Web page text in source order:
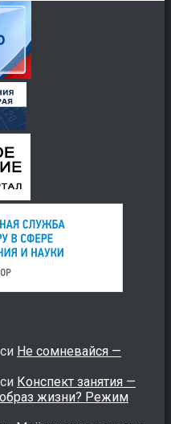
Не сомневайся —
Конспект занятия —
жизни? Режим